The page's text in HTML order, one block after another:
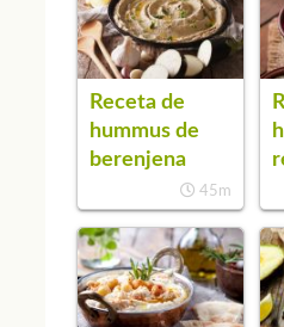
Receta de
hummus de
berenjena
45m